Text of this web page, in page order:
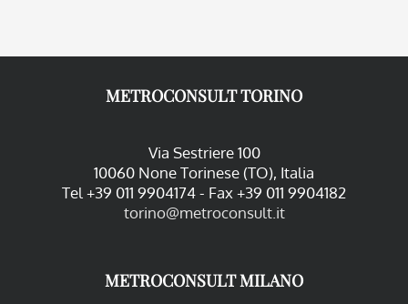
METROCONSULT TORINO
Via Sestriere 100
10060 None Torinese (TO), Italia
Tel +39 011 9904174 - Fax +39 011 9904182
torino@metroconsult.it
METROCONSULT MILANO